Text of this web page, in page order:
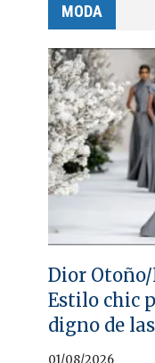
MODA
Dior Otoño/
Estilo chic
digno de